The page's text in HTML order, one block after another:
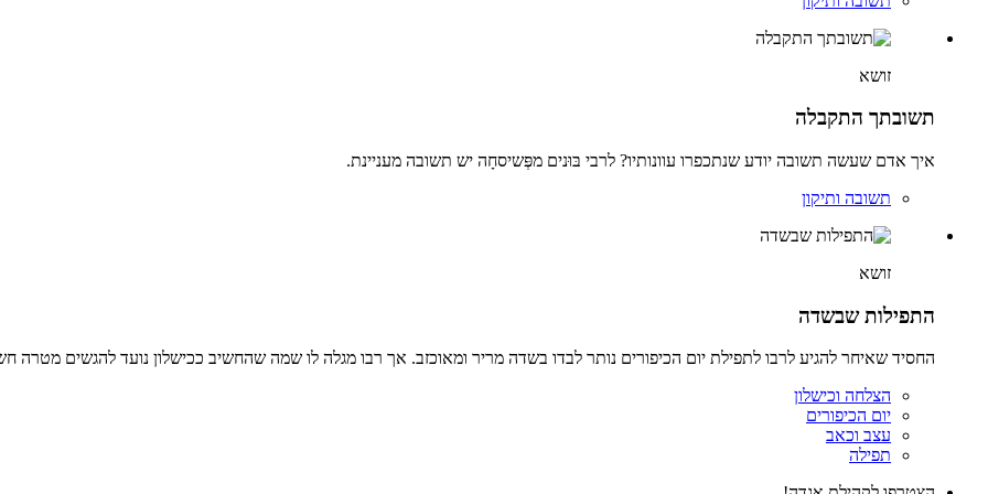
זושא
תשובתך התקבלה
איך אדם שעשה תשובה יודע שנתכפרו עוונותיו? לרבי בּוּנים מפְּשיסחָה יש תשובה מעניינת.
תשובה ותיקון
זושא
התפילות שבשדה
החסיד שאיחר להגיע לרבו לתפילת יום הכיפורים נותר לבדו בשדה מריר ומאוכזב. אך רבו מגלה לו שמה שהחשיב ככישלון נועד להגשים מטרה
הצלחה וכישלון
יום הכיפורים
עצב וכאב
תפילה